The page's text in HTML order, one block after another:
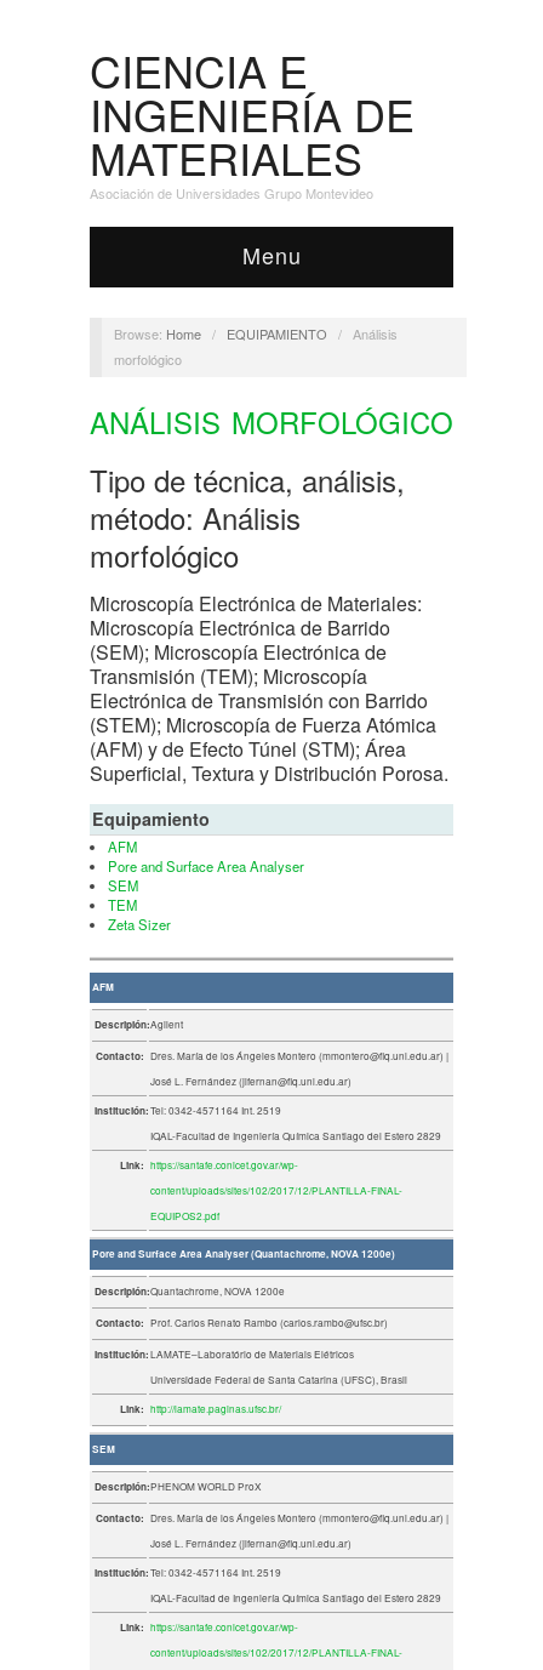
CIENCIA E
INGENIERÍA DE
MATERIALES
Asociación de Universidades Grupo Montevideo
Menu
Browse: Home / EQUIPAMIENTO /
Análisis
morfológico
ANÁLISIS MORFOLÓGICO
Tipo de técnica, análisis,
método: Análisis
morfológico
Microscopía Electrónica de Materiales:
Microscopía Electrónica de Barrido
(SEM); Microscopía Electrónica de
Transmisión (TEM); Microscopía
Electrónica de Transmisión con Barrido
(STEM); Microscopía de Fuerza Atómica
(AFM) y de Efecto Túnel (STM); Área
Superficial, Textura y Distribución Porosa.
Equipamiento
AFM
Pore and Surface Area Analyser
SEM
TEM
Zeta Sizer
AFM
Descripión:Agilent
Contacto: Dres. María de los Ángeles Montero (mmontero@fiq.unl.edu.ar) |
José L. Fernández (jlfernan@fiq.unl.edu.ar)
Institución: Tel: 0342-4571164 Int. 2519
IQAL-Facultad de Ingeniería Química Santiago del Estero 2829
Link: https://santafe.conicet.gov.ar/wp-
content/uploads/sites/102/2017/12/PLANTILLA-FINAL-
EQUIPOS2.pdf
Pore and Surface Area Analyser (Quantachrome, NOVA 1200e)
Descripión:Quantachrome, NOVA 1200e
Contacto: Prof. Carlos Renato Rambo (carlos.rambo@ufsc.br)
Institución: LAMATE–Laboratório de Materiais Elétricos
Universidade Federal de Santa Catarina (UFSC), Brasil
Link: http://lamate.paginas.ufsc.br/
SEM
Descripión:PHENOM WORLD ProX
Contacto: Dres. María de los Ángeles Montero (mmontero@fiq.unl.edu.ar) |
José L. Fernández (jlfernan@fiq.unl.edu.ar)
Institución: Tel: 0342-4571164 Int. 2519
IQAL-Facultad de Ingeniería Química Santiago del Estero 2829
Link: https://santafe.conicet.gov.ar/wp-
content/uploads/sites/102/2017/12/PLANTILLA-FINAL-